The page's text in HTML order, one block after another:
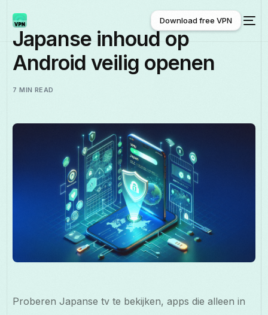
Nederlands
Download free VPN
Download free VPN
Japanse inhoud op
Android veilig openen
7 MIN READ
Proberen Japanse tv te bekijken, apps die alleen in